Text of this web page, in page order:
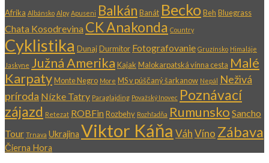
Afrika Albánsko Alpy Apuseni Balkán Banát BeckoBeh Bluegrass
Chata Kosodrevina CK Anakonda Country
Cyklistika DunajDurmitor Fotografovanie Gruzínsko Himaláje
Jaskyne Južná Amerika Kajak Malokarpatská vínna cesta Malé
KarpatyMonte Negro More MS v púščaný šarkanow Nepál
Neživá
príroda Nízke Tatry Paraglajding Považský Inovec Poznávací
zájazd Retezat ROBFin Rozbehy Rozhľadňa Rumunsko Sancho
Tour Trnava Ukrajina Viktor Káňa VáhVíno Zábava
Čierna Hora